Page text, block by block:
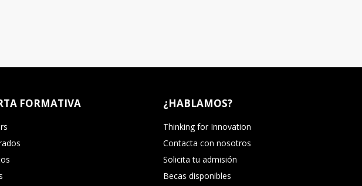
FORMATIVA ¿HABLAMOS?
Thinking for Innovation
Contacta con nosotros
Solicita tu admisión
Becas disponibles